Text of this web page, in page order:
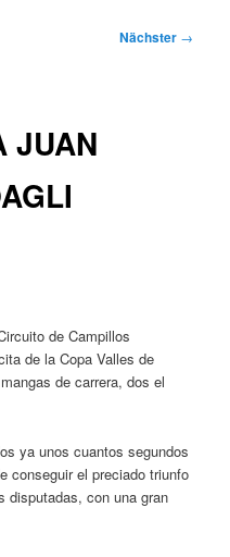
Nächster →
JUAN
de Campillos
de la Copa Valles de
de carrera, dos el
ya unos cuantos segundos
conseguir el preciado triunfo
disputadas, con una gran